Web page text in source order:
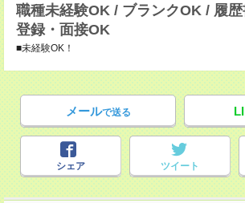
職種未経験OK / ブランクOK / 履
登録・面接OK
■未経験OK！
メールで送る
シェア ツイート